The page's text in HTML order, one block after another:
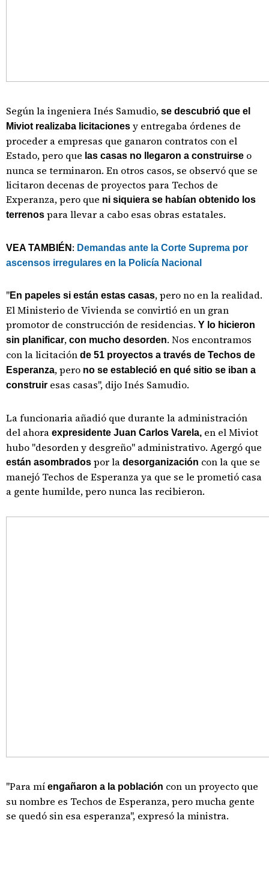
Según la ingeniera Inés Samudio, se descubrió que el
Miviot realizaba licitaciones y entregaba órdenes de
proceder a empresas que ganaron contratos con el
Estado, pero que las casas no llegaron a construirse o
nunca se terminaron. En otros casos, se observó que se
licitaron decenas de proyectos para Techos de
Experanza, pero que ni siquiera se habían obtenido los
terrenos para llevar a cabo esas obras estatales.
VEA TAMBIÉN : Demandas ante la Corte Suprema por
ascensos irregulares en la Policía Nacional
"En papeles si están estas casas, pero no en la realidad.
El Ministerio de Vivienda se convirtió en un gran
promotor de construcción de residencias. Y lo hicieron
sin planificar, con mucho desorden. Nos encontramos
con la licitación de 51 proyectos a través de Techos de
Esperanza, pero no se estableció en qué sitio se iban a
construir esas casas", dijo Inés Samudio.
La funcionaria añadió que durante la administración
del ahora expresidente Juan Carlos Varela, en el Miviot
hubo "desorden y desgreño" administrativo. Agergó que
están asombrados por la desorganización con la que se
manejó Techos de Esperanza ya que se le prometió casa
a gente humilde, pero nunca las recibieron.
"Para mí engañaron a la población con un proyecto que
su nombre es Techos de Esperanza, pero mucha gente
se quedó sin esa esperanza", expresó la ministra.